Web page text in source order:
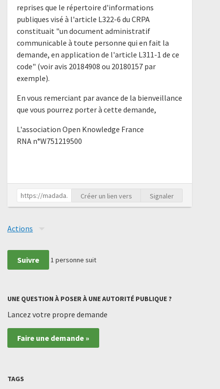
reprises que le répertoire d'informations
publiques visé à l'article L322-6 du CRPA
constituait "un document administratif
communicable à toute personne qui en fait la
demande, en application de l'article L311-1 de ce
code" (voir avis 20184908 ou 20180157 par
exemple).
En vous remerciant par avance de la bienveillance
que vous pourrez porter à cette demande,
L'association Open Knowledge France
RNA n°W751219500
Créer un lien vers Signaler
Actions
Suivre 1 personne suit
UNE QUESTION À POSER À UNE AUTORITÉ PUBLIQUE ?
Lancez votre propre demande
Faire une demande »
TAGS